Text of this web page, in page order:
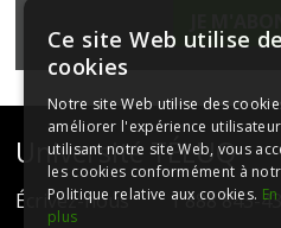
Université TÉLUQ
Écrivez-nous 1 888 843-
Ce site Web utilise
cookies
Notre site Web utilise des
améliorer l'expérience
utilisant notre site Web, vous
les cookies conformément à
Politique relative aux cookies.
plus